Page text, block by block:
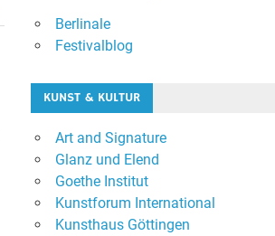
Berlinale
Festivalblog
KUNST & KULTUR
Art and Signature
Glanz und Elend
Goethe Institut
Kunstforum International
Kunsthaus Göttingen